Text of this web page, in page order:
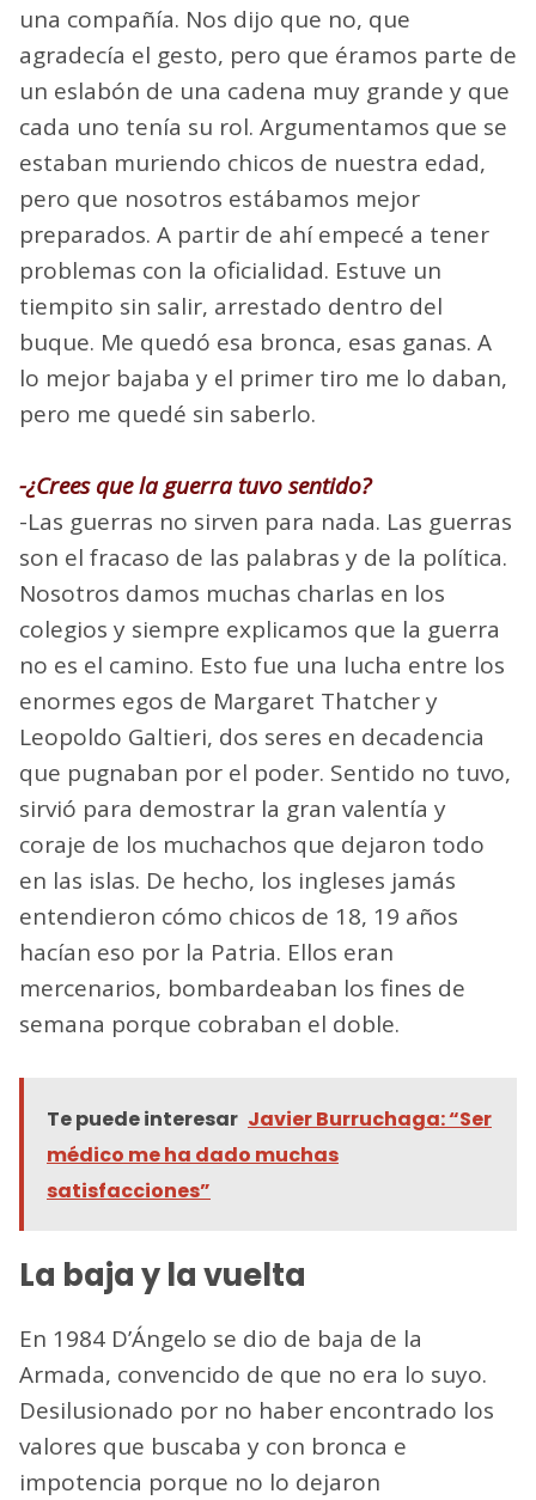
una compañía. Nos dijo que no, que
agradecía el gesto, pero que éramos parte de
un eslabón de una cadena muy grande y que
cada uno tenía su rol. Argumentamos que se
estaban muriendo chicos de nuestra edad,
pero que nosotros estábamos mejor
preparados. A partir de ahí empecé a tener
problemas con la oficialidad. Estuve un
tiempito sin salir, arrestado dentro del
buque. Me quedó esa bronca, esas ganas. A
lo mejor bajaba y el primer tiro me lo daban,
pero me quedé sin saberlo.
-¿Crees que la guerra tuvo sentido?
-Las guerras no sirven para nada. Las guerras
son el fracaso de las palabras y de la política.
Nosotros damos muchas charlas en los
colegios y siempre explicamos que la guerra
no es el camino. Esto fue una lucha entre los
enormes egos de Margaret Thatcher y
Leopoldo Galtieri, dos seres en decadencia
que pugnaban por el poder. Sentido no tuvo,
sirvió para demostrar la gran valentía y
coraje de los muchachos que dejaron todo
en las islas. De hecho, los ingleses jamás
entendieron cómo chicos de 18, 19 años
hacían eso por la Patria. Ellos eran
mercenarios, bombardeaban los fines de
semana porque cobraban el doble.
Te puede interesar Javier Burruchaga: “Ser
médico me ha dado muchas
satisfacciones”
La baja y la vuelta
En 1984 D’Ángelo se dio de baja de la
Armada, convencido de que no era lo suyo.
Desilusionado por no haber encontrado los
valores que buscaba y con bronca e
impotencia porque no lo dejaron